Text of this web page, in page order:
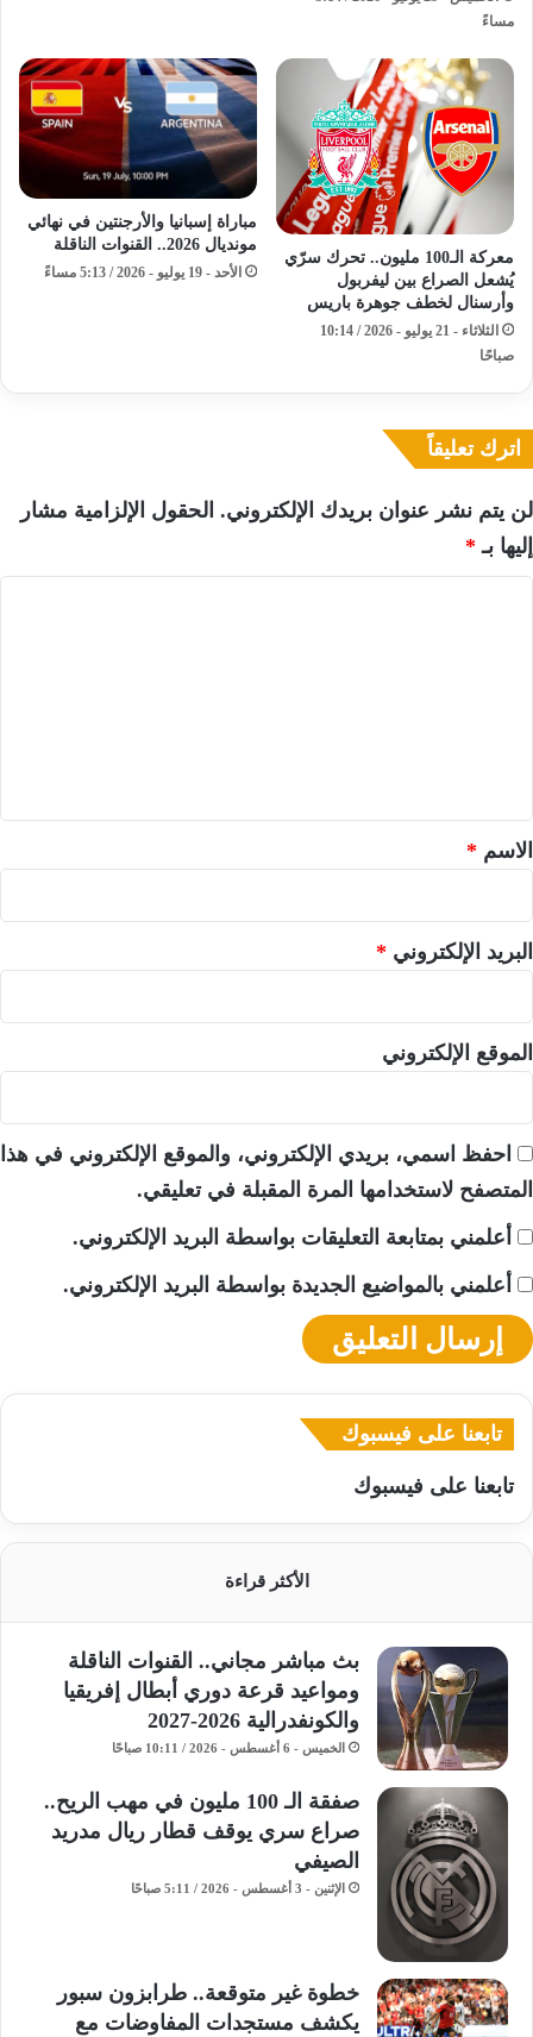
مساءً
معركة الـ100 مليون.. تحرك سرّي
يُشعل الصراع بين ليفربول
وأرسنال لخطف جوهرة باريس
الثلاثاء - 21 يوليو - 2026 / 10:14
صباحًا
مباراة إسبانيا والأرجنتين في نهائي
مونديال 2026.. القنوات الناقلة
الأحد - 19 يوليو - 2026 / 5:13 مساءً
اترك تعليقاً
لن يتم نشر عنوان بريدك الإلكتروني. الحقول الإلزامية مشار
إليها بـ *
*الاسم *
البريد الإلكتروني *
الموقع الإلكتروني
احفظ اسمي، بريدي الإلكتروني، والموقع الإلكتروني في هذا
المتصفح لاستخدامها المرة المقبلة في تعليقي.
أعلمني بمتابعة التعليقات بواسطة البريد الإلكتروني.
أعلمني بالمواضيع الجديدة بواسطة البريد الإلكتروني.
تابعنا على فيسبوك
تابعنا على فيسبوك
الأكثر قراءة
بث مباشر مجاني.. القنوات الناقلة
ومواعيد قرعة دوري أبطال إفريقيا
والكونفدرالية 2026-2027
الخميس - 6 أغسطس - 2026 / 10:11 صباحًا
صفقة الـ 100 مليون في مهب الريح..
صراع سري يوقف قطار ريال مدريد
الصيفي
الإثنين - 3 أغسطس - 2026 / 5:11 صباحًا
خطوة غير متوقعة.. طرابزون سبور
يكشف مستجدات المفاوضات مع